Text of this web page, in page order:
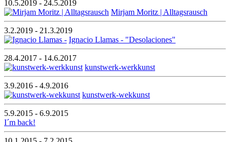
10.5.2019 - 24.5.2019
Mirjam Moritz | Alltagsrausch
3.2.2019 - 21.3.2019
Ignacio Llamas - "Desolaciones"
28.4.2017 - 14.6.2017
kunstwerk-werkkunst
3.9.2016 - 4.9.2016
kunstwerk-wekkunst
5.9.2015 - 6.9.2015
I´m back!